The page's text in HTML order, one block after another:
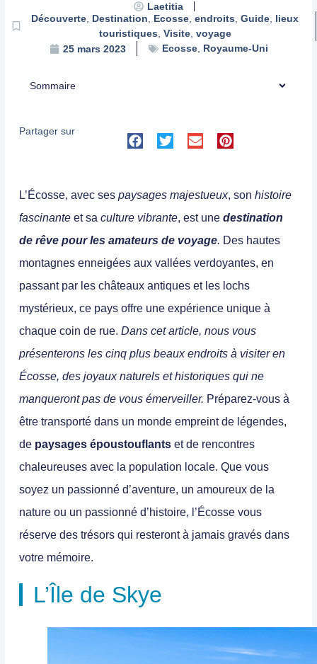
Laetitia
Découverte, Destination, Ecosse, endroits, Guide, lieux
touristiques, Visite, voyage
25 mars 2023
Ecosse, Royaume-Uni
Sommaire
Partager sur
L’Écosse, avec ses paysages majestueux, son histoire
fascinante et sa culture vibrante, est une destination
de rêve pour les amateurs de voyage. Des hautes
montagnes enneigées aux vallées verdoyantes, en
passant par les châteaux antiques et les lochs
mystérieux, ce pays offre une expérience unique à
chaque coin de rue. Dans cet article, nous vous
présenterons les cinq plus beaux endroits à visiter en
Écosse, des joyaux naturels et historiques qui ne
manqueront pas de vous émerveiller. Préparez-vous à
être transporté dans un monde empreint de légendes,
de paysages époustouflants et de rencontres
chaleureuses avec la population locale. Que vous
soyez un passionné d’aventure, un amoureux de la
nature ou un passionné d’histoire, l’Écosse vous
réserve des trésors qui resteront à jamais gravés dans
votre mémoire.
L’Île de Skye